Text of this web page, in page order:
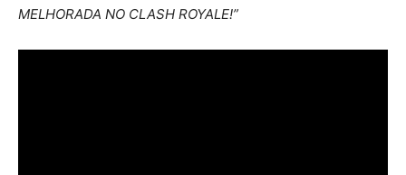
MELHORADA NO CLASH ROYALE!”